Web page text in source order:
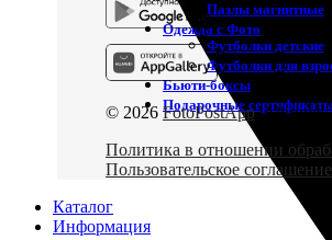
Пазлы магнитные
Одежда с Фото
Футболки детские
Футболки для
Бьюти-боксы
Подарочные
© 2026 FotoPostApp. All rights
Политика в отношении
Пользовательское соглашение
Каталог
Информация